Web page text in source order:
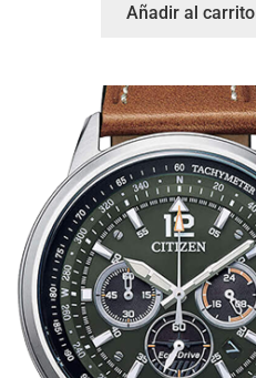
Añadir al carrito